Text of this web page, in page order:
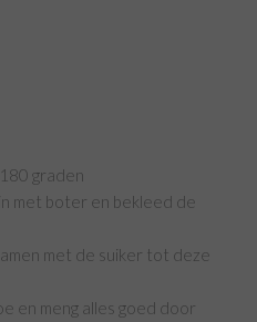
graden
met boter en bekleed de
met de suiker tot deze
en meng alles goed door